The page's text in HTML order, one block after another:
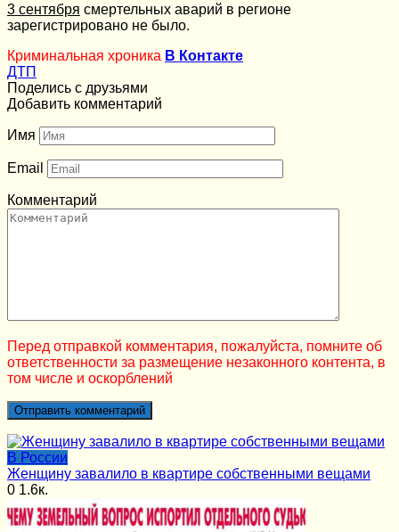
3 сентября смертельных аварий в регионе
зарегистрировано не было.
Криминальная хроника В Контакте
ДТП
Поделись с друзьями
Добавить комментарий
Имя
Email
Комментарий
Перед отправкой комментария, пожалуйста, помните об
ответственности за размещение незаконного контента, в
том числе и оскорблений
В России
Женщину завалило в квартире собственными вещами
0 1.6к.